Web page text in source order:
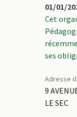
01/01/
Cet
ses
Adresse
9
LE SEC